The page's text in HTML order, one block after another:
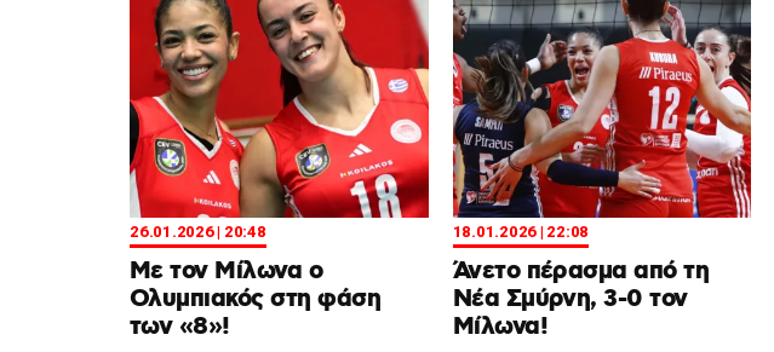
26.01.2026 | 20:48
Με τον Μίλωνα ο
Ολυμπιακός στη φάση
των «8»!
18.01.2026 | 22:08
Άνετο πέρασμα από τη
Νέα Σμύρνη, 3-0 τον
Μίλωνα!